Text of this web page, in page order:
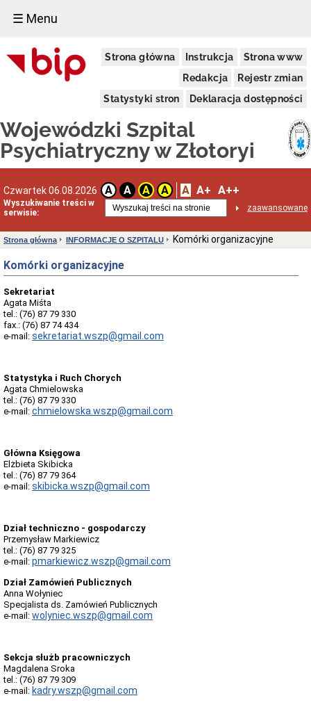
☰ Menu
Strona główna Instrukcja
Strona www
Redakcja
Rejestr zmian
Statystyki stron
Deklaracja dostępności
Wojewódzki Szpital
Psychiatryczny w Złotoryi
Czwartek 06.08.2026 A A A A A A+ A++
Wyszukiwanie treści w
serwisie:
zaawansowane
PRZETARGI
Regulamin
udzielania
w
trybie
COVID-
19
Zamówień
Publicznych
Dostawy
Usługi
Roboty
budowlane
Zamówienia
z
Wolnej
Ręki
Zapytania
ofertowe
Deklaracja
dostępności
INFORMACJE
teleadresowe
Dyrekcja
Szpitala
Poradnie
Szpitalne
Komórki
organizacyjne
Raport
o
stanie
zapewniania
dostępności
RADA
SPOŁECZNA
Rada
Strona główna INFORMACJE O SZPITALU Komórki organizacyjne
Komórki organizacyjne
Sekretariat
Agata Miśta
tel.: (76) 87 79 330
fax.: (76) 87 74 434
e-mail: sekretariat.wszp@gmail.com
Statystyka i Ruch Chorych
Agata Chmielowska
tel.: (76) 87 79 330
e-mail: chmielowska.wszp@gmail.com
Główna Księgowa
Elżbieta Skibicka
tel.: (76) 87 79 364
e-mail: skibicka.wszp@gmail.com
Dział techniczno - gospodarczy
Przemysław Markiewicz
tel.: (76) 87 79 325
e-mail: pmarkiewicz.wszp@gmail.com
Dział Zamówień Publicznych
Anna Wołyniec
Specjalista ds. Zamówień Publicznych
e-mail: wolyniec.wszp@gmail.com
Sekcja służb pracowniczych
Magdalena Sroka
tel.: (76) 87 79 309
e-mail: kadry.wszp@gmail.com